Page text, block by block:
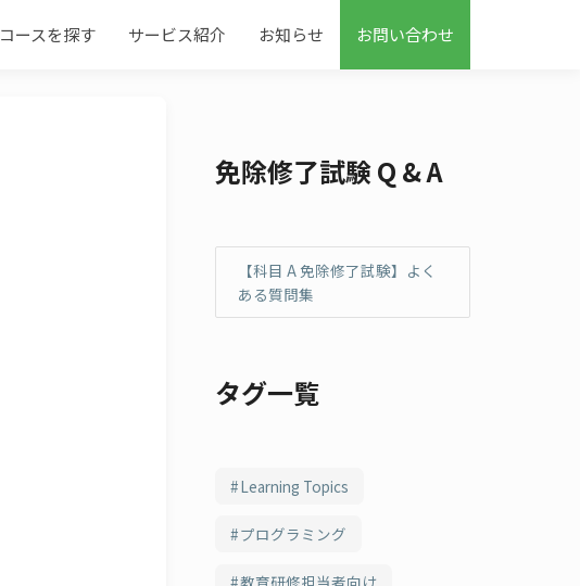
コースを探す サービス紹介 お知らせ お問い合わせ
免除修了試験 Q & A
【科目 A 免除修了試験】よく
ある質問集
タグ一覧
Learning Topics
プログラミング